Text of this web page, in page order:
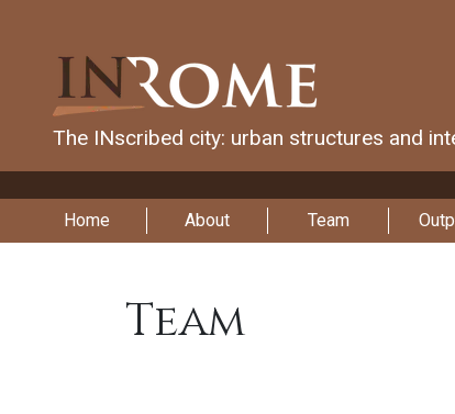
The INscribed city: urban structures and
Home About Team
Team